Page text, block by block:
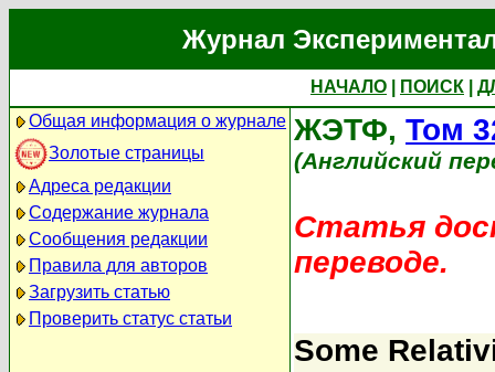
Журнал
НАЧАЛО ПОИСК
Общая информация о журнале
Золотые страницы
Адреса редакции
Содержание журнала
Сообщения редакции
Правила для авторов
Загрузить статью
Проверить статус статьи
ЖЭТФ, Том
(Английский
Статья
переводе.
Some